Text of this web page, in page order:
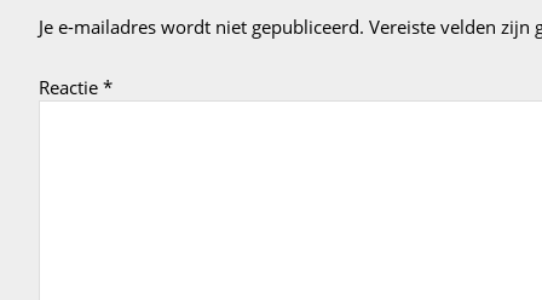
Je e-mailadres wordt niet gepubliceerd. Vereiste velden zijn
Reactie *